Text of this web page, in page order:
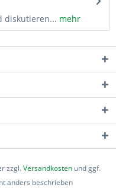
diskutieren... mehr
zzgl.Versandkosten und ggf.
anders beschrieben